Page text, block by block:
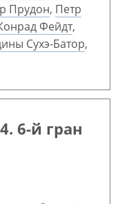
Прудон, Петр
Фейдт,
Сухэ-Батор,
6-й гран